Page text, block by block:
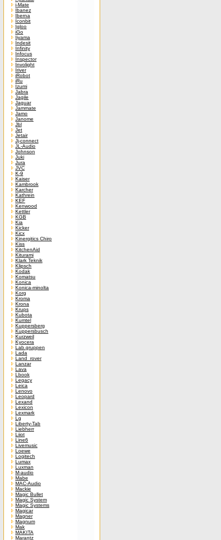
i-Mate
Ibanez
Iberna
Iconbit
Igloo
iGo
Iiyama
Indesit
Infinity
Infocus
Inspector
Involight
Iriver
iRobot
iRu
Izumi
Jabra
Jagile
Jaguar
Jammate
Jamo
Janome
Jbl
Jet
Jetair
Jj-connect
JL-Audio
Johnson
Juki
Jura
JVC
K-9
Kaiser
Kambrook
Karcher
Kathrein
KEF
Kenwood
Kettler
KGB
Kia
Kicker
Kicx
Kinergitics Chiro
Kiss
KitchenAid
Kiturami
Klark Teknik
Klipsch
Kodak
Komatsu
Konica
Konica-minolta
Korg
Kroma
Krona
Krups
Kubota
Kumtel
Kuppersberg
Kuppersbusch
Kurzweil
Kyocera
Lab.gruppen
Lada
Land_rover
Lanzar
Lava
Lbook
Legacy
Leica
Lenovo
Leopard
Lexand
Lexicon
Lexmark
Lg
Liberty-Tab
Liebherr
Liiot
Line6
Livemusic
Loewe
Logitech
Lumax
Luxman
M-audio
Mabe
MAC-Audio
Mackie
Magic Bullet
Magic System
Magic Systems
Magicar
Magner
Magnum
Mak
MAKITA
Marantz